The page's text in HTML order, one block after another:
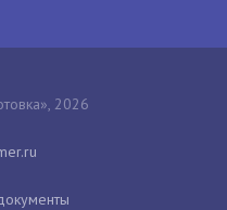
2026